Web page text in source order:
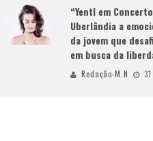
“Yentl em
Uberlândia a
da jovem que
em busca da
Redação-M.N